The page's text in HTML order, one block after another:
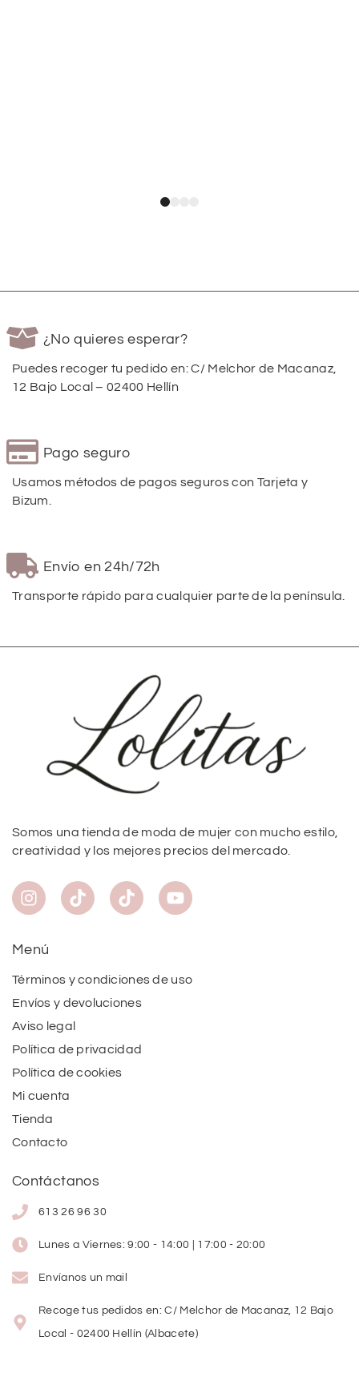
¿No quieres esperar?
Puedes recoger tu pedido en: C/ Melchor de Macanaz,
12 Bajo Local – 02400 Hellín
Pago seguro
Usamos métodos de pagos seguros con Tarjeta y
Bizum.
Envío en 24h/72h
Transporte rápido para cualquier parte de la península.
Somos una tienda de moda de mujer con mucho estilo,
creatividad y los mejores precios del mercado.
Menú
Términos y condiciones de uso
Envíos y devoluciones
Aviso legal
Política de privacidad
Política de cookies
Mi cuenta
Tienda
Contacto
Contáctanos
613 26 96 30
Lunes a Viernes: 9:00 - 14:00 | 17:00 - 20:00
Envíanos un mail
Recoge tus pedidos en: C/ Melchor de Macanaz, 12 Bajo
Local - 02400 Hellín (Albacete)